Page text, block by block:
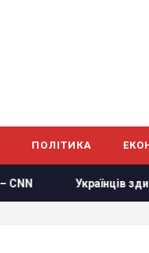
ПОЛІТИКА
Українців